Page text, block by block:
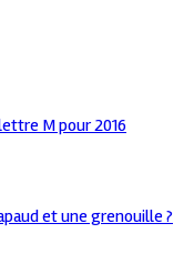
M pour 2016
et une grenouille ?